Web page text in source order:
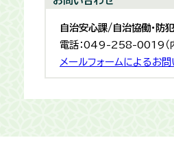
自治安心課/自治協働・防
電話：049-258-0019
メールフォームによるお